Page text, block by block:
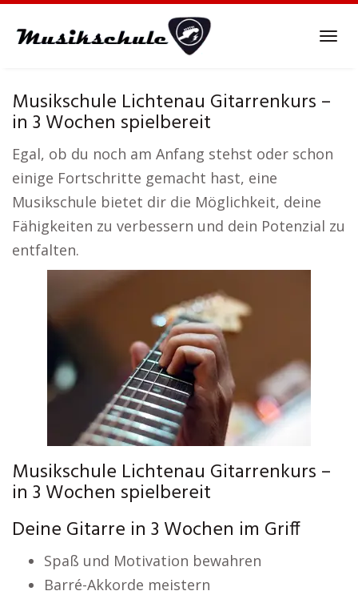
Musikschule Lichtenau Gitarrenkurs –
in 3 Wochen spielbereit
Egal, ob du noch am Anfang stehst oder schon
einige Fortschritte gemacht hast, eine
Musikschule bietet dir die Möglichkeit, deine
Fähigkeiten zu verbessern und dein Potenzial zu
entfalten.
Musikschule Lichtenau Gitarrenkurs –
in 3 Wochen spielbereit
Deine Gitarre in 3 Wochen im Griff
Spaß und Motivation bewahren
Barré-Akkorde meistern